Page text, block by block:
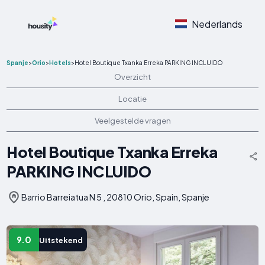
Nederlands
Spanje>Orio>Hotels>Hotel Boutique Txanka Erreka PARKING INCLUIDO
Overzicht
Locatie
Veelgestelde vragen
Hotel Boutique Txanka Erreka
PARKING INCLUIDO
Barrio Barreiatua N 5 , 20810 Orio, Spain, Spanje
9.0 Uitstekend